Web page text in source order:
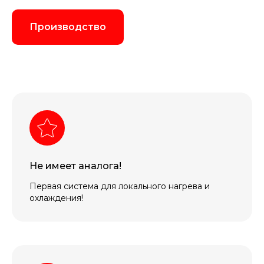
Производство
Не имеет аналога!
Первая система для локального нагрева и
охлаждения!